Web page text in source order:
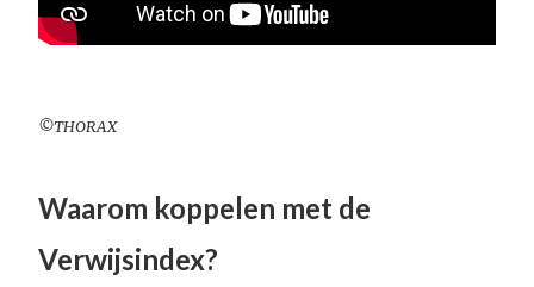
©THORAX
Waarom koppelen met de
Verwijsindex?